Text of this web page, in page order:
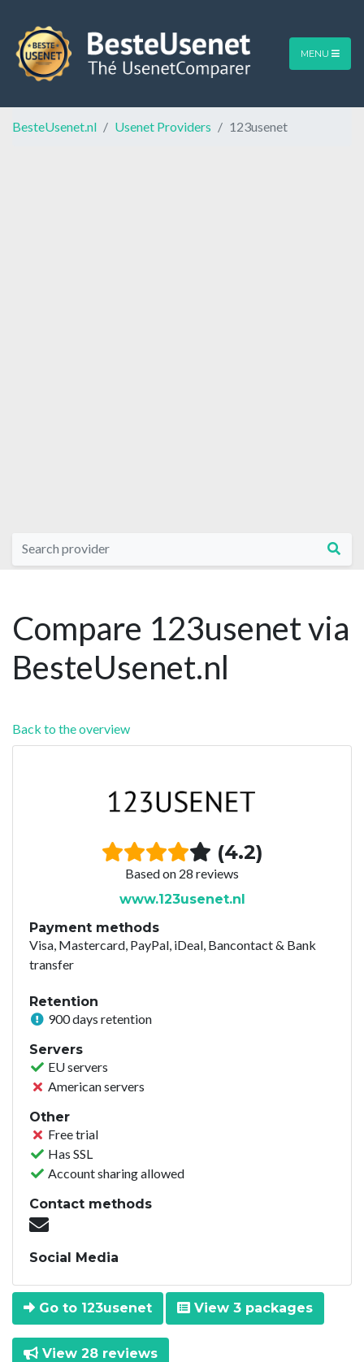
MENU
BesteUsenet.nl Usenet Providers 123usenet
Compare 123usenet via
BesteUsenet.nl
Back to the overview
(4.2)
Based on 28 reviews
www.123usenet.nl
Payment methods
Visa, Mastercard, PayPal, iDeal, Bancontact & Bank
transfer
Retention
900 days retention
Servers
EU servers
American servers
Other
Free trial
Has SSL
Account sharing allowed
Contact methods
Social Media
Go to 123usenet View 3 packages
View 28 reviews